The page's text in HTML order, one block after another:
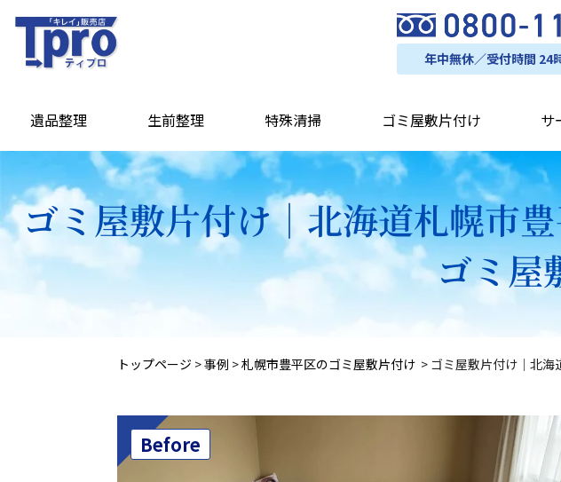
年中無休／受付時間 24
遺品整理 生前整理 特殊清掃 ゴミ屋敷片付け サ
ゴミ屋敷片付け｜北海道札幌市
ゴミ屋
トップページ >事例 >札幌市豊平区のゴミ屋敷片付け > ゴミ屋敷片付け｜北
Before